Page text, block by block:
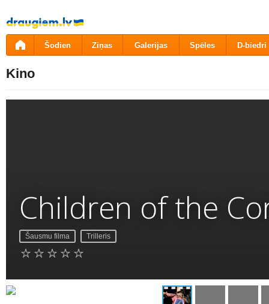
Pāriet
uz
saturu
Šodien Ziņas Galerijas Spēles D-biedri
Kino
Children of the
Šausmu filma Trilleris